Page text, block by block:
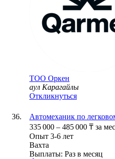
ТОО Оркен
аул Карагайлы
Откликнуться
Автомеханик по
335 000 – 485 000 ₸ за
Опыт 3-6 лет
Вахта
Выплаты: Раз в месяц